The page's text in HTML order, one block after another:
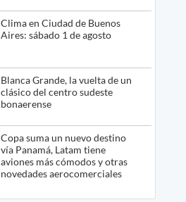
Clima en Ciudad de Buenos
Aires: sábado 1 de agosto
Blanca Grande, la vuelta de un
clásico del centro sudeste
bonaerense
Copa suma un nuevo destino
vía Panamá, Latam tiene
aviones más cómodos y otras
novedades aerocomerciales